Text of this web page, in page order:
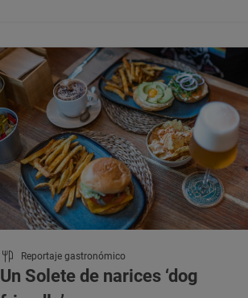
Reportaje gastronómico
Un Solete de narices ‘dog